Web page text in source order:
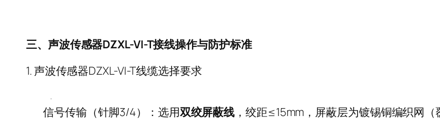
三、声波传感器DZXL-VI-T接线操作与防护标准
1. 声波传感器DZXL-VI-T线缆选择要求
·
信号传输（针脚3/4）：选用双绞屏蔽线 ，绞距≤15mm ，屏蔽层为镀锡铜编织网（